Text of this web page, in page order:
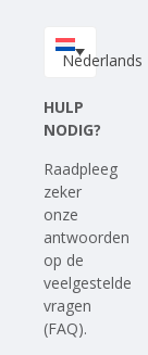
Nederlands
HULP
NODIG?
Raadpleeg
zeker
onze
antwoorden
op de
veelgestelde
vragen
(FAQ).